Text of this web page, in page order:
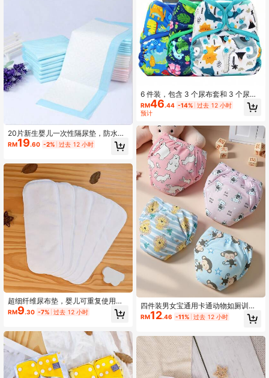
20片新生婴儿一次性隔尿垫，防水透
气便携式尿布更换垫，柔软床垫超强
吸水防水圣诞万圣节礼物
RM19.60 -2% 过去 12 小时
超细纤维尿布垫，婴儿可重复使用尿
布垫，适用于可洗布尿布，适合婴儿
派对、家庭装饰和礼物。
RM9.30 -7% 过去 12 小时
6 件装，包含 3 个尿布套和 3 个尿布
垫，均码婴儿布尿布套，双层防漏设
计，适合婴儿派对、家庭装饰和礼
物。
RM46.44 -14% 过去 12 小时
预计
四件装男女宝通用卡通动物如厕训练
尿裤可重复水洗，可爱狮子猴子北极
熊小狗印花，居家日常婴幼儿隔尿裤
RM12.46 -11% 过去 12 小时